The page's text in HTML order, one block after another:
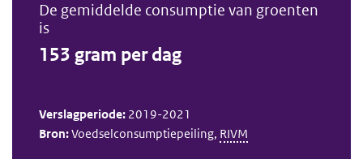
De gemiddelde consumptie van groenten
is
153 gram per dag
Verslagperiode: 2019-2021
Bron:Voedselconsumptiepeiling, RIVM